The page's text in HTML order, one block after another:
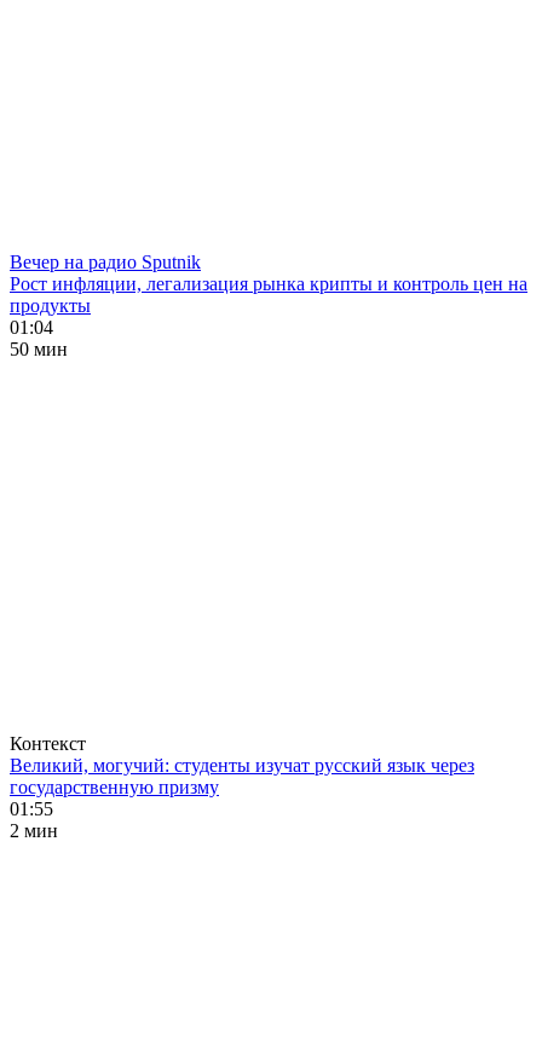
Вечер на радио Sputnik
Рост инфляции, легализация рынка крипты и контроль цен на
продукты
01:04
50 мин
Контекст
Великий, могучий: студенты изучат русский язык через
государственную призму
01:55
2 мин